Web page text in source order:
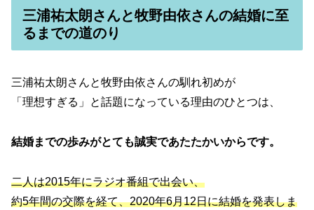
三浦祐太朗さんと牧野由依さんの結婚に至
るまでの道のり
三浦祐太朗さんと牧野由依さんの馴れ初めが
「理想すぎる」と話題になっている理由のひとつは、
結婚までの歩みがとても誠実であたたかいからです。
二人は2015年にラジオ番組で出会い、
約5年間の交際を経て、2020年6月12日に結婚を発表しま